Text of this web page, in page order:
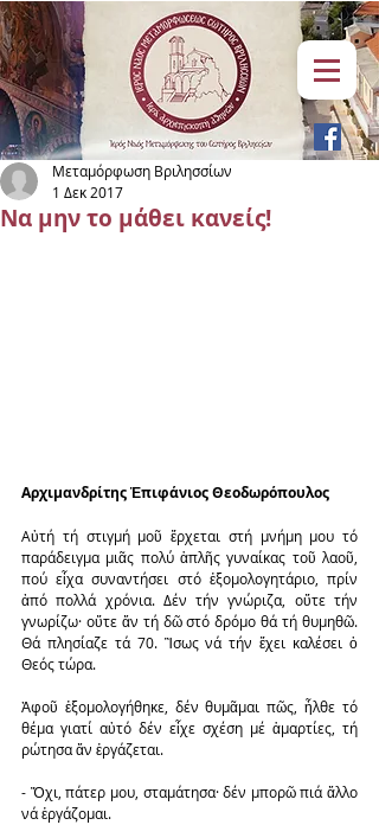
Να μην το μάθει κανείς!
Μεταμόρφωση Βριλησσίων
1 Δεκ 2017
Αρχιμανδρίτης Ἐπιφάνιος Θεοδωρόπουλος
Αὐτή τή στιγμή μοῦ ἔρχεται στή μνήμη μου τό
παράδειγμα μιᾶς πολύ ἁπλῆς γυναίκας τοῦ λαοῦ,
πού εἶχα συναντήσει στό ἐξομολογητάριο, πρίν
ἀπό πολλά χρόνια. Δέν τήν γνώριζα, οὔτε τήν
γνωρίζω· οὔτε ἄν τή δῶ στό δρόμο θά τή θυμηθῶ.
Θά πλησίαζε τά 70. Ἲσως νά τήν ἔχει καλέσει ὁ
Θεός τώρα.
Ἀφοῦ ἐξομολογήθηκε, δέν θυμᾶμαι πῶς, ἦλθε τό
θέμα γιατί αὐτό δέν εἶχε σχέση μέ ἁμαρτίες, τή
ρώτησα ἄν ἐργάζεται.
- Ὄχι, πάτερ μου, σταμάτησα· δέν μπορῶ πιά ἄλλο
νά ἐργάζομαι.